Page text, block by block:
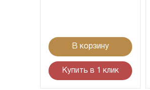
В корзину
Купить в 1 клик